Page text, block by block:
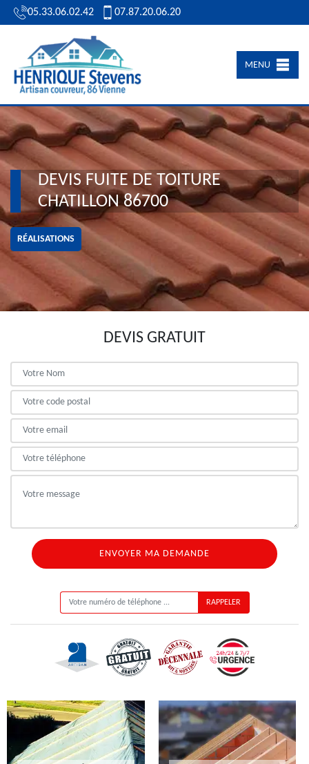
05.33.06.02.42 07.87.20.06.20
MENU
DEVIS FUITE DE TOITURE
CHATILLON 86700
RÉALISATIONS
DEVIS GRATUIT